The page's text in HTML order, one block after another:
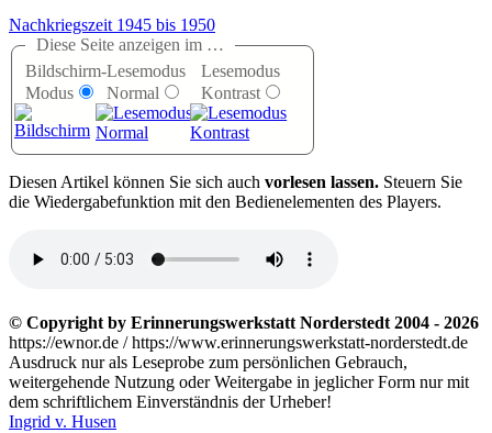
Nachkriegszeit 1945 bis 1950
Diese Seite anzeigen im …
Bildschirm-
Modus
Lesemodus
Normal
Lesemodus
Kontrast
Diesen Artikel können Sie sich auch vorlesen lassen. Steuern Sie
die Wiedergabefunktion mit den Bedienelementen des Players.
© Copyright by Erinnerungswerkstatt Norderstedt 2004 - 2026
https://ewnor.de / https://www.erinnerungswerkstatt-norderstedt.de
Ausdruck nur als Leseprobe zum persönlichen Gebrauch,
weitergehende Nutzung oder Weitergabe in jeglicher Form nur mit
dem schriftlichem Einverständnis der Urheber!
Ingrid v. Husen